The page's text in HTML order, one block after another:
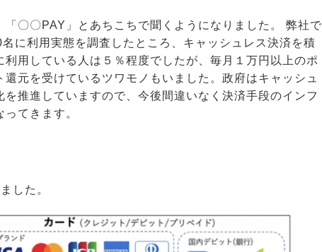
「〇〇PAY」とあちこちで聞くようになりました。 弊社で
に利用実態を調査したところ、キャッシュレス決済を積
利用している人は５％程度でしたが、毎月１万円以上のポ
還元を受けているツワモノもいました。政府はキャッシュ
を推進していますので、今後間違いなく決済手段のインフ
ってきます。
した。